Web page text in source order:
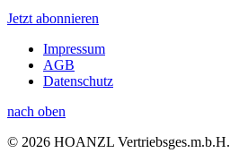
Jetzt abonnieren
Impressum
AGB
Datenschutz
nach oben
© 2026 HOANZL Vertriebsges.m.b.H.